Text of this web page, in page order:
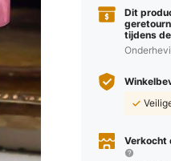
Dit
tijdens
Verkocht